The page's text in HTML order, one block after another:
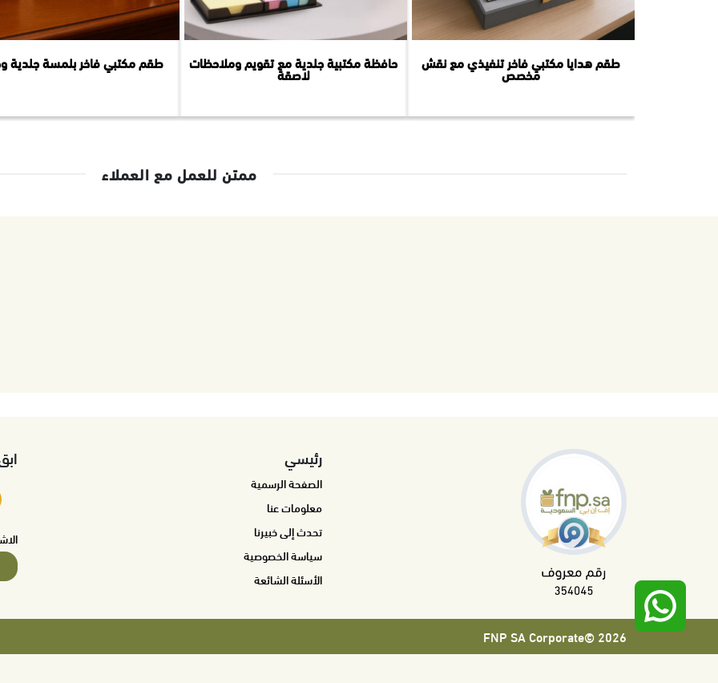
طقم هدايا مكتبي فاخر تنفيذي مع نقش
مخصص
حافظة مكتبية جلدية مع تقويم وملاحظات
لاصقة
طقم مكتبي فاخر بلمسة جلدية
ممتن للعمل مع العملاء
رئيسي
الصفحة الرسمية
معلومات عنا
تحدث إلى خبيرنا
سياسة الخصوصية
الأسئلة الشائعة
2026 ©FNP SA Corporate